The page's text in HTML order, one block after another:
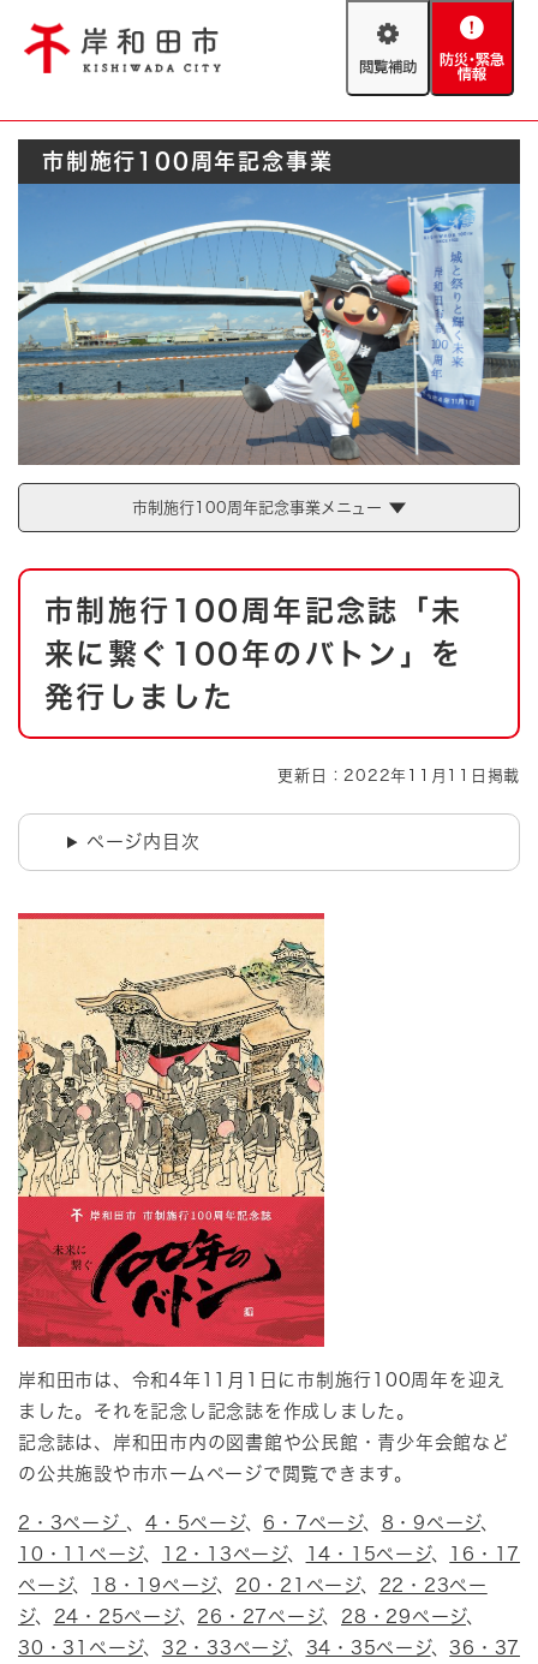
閲
助
防
緊
情
報
Foreign language
文字サイズ 標準 拡大
背景色変更 白 黒 青
とじる
防災・緊急情報 救急・消防
ハザードマップ AED設置箇所
とじる
市制施行100周年記念事業
市制施行100周年記念事業メニュー
本
市制施行100周年記念誌「未
来に繋ぐ100年のバトン」を
発行しました
更新日：2022年11月11日掲載
ページ内目次
岸和田市は、令和4年11月1日に市制施行100周年を迎え
ました。それを記念し記念誌を作成しました。
記念誌は、岸和田市内の図書館や公民館・青少年会館など
の公共施設や市ホームページで閲覧できます。
2・3ページ 、 4・5ページ、 6・7ページ、 8・9ページ、
10・11ページ、 12・13ページ、 14・15ページ、
16・17
ページ、 18・19ページ、 20・21ページ、 22・23ペー
ジ、 24・25ページ、 26・27ページ、 28・29ページ、
30・31ページ、 32・33ページ、 34・35ページ、36・37